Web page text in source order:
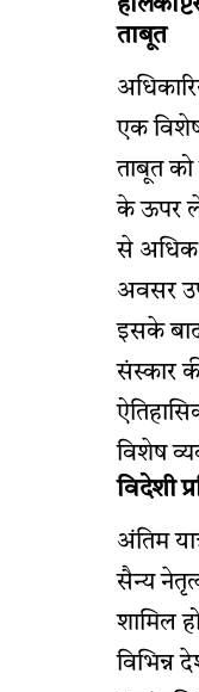
ताबूत
एक
ताबूत को
के ऊपर ले
से अधिक
अवसर
इसके
संस्कार
विशेष
विदेशी
अंतिम
सैन्य
शामिल
विभिन्न